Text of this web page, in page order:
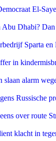
El-
Abu Dhabi?
Sparta en
in
slaan alarm
Russische
over route
klacht in